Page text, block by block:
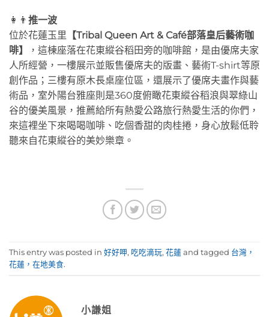
👩👨 推一波
位於花蓮玉里 【Tribal Queen Art & Café部落皇后藝術咖
啡】
，這棟座落在花東縱谷稻田旁的咖啡館，是由優席夫家
人所經營，一樓展示並販售優席夫的版畫、藝術T-shirt等原
創作品；三樓有原木長桌座位區，還展示了優席夫畫作與藝
術品，室外陽台雅座則是360度俯瞰花東縱谷稻浪與翠綠山
谷的優美風景，推薦給所有熱愛公路旅行熱愛生活的你們，
來這裡坐下來喝喝咖啡、吃個香甜的肉桂捲，身心放鬆低聆
聽來自花東縱谷的美妙樂章。
This entry was posted in 好好呷, 吃吃滴玩, 花蓮 and tagged 台灣，
花蓮，在地美食.
小謙姐